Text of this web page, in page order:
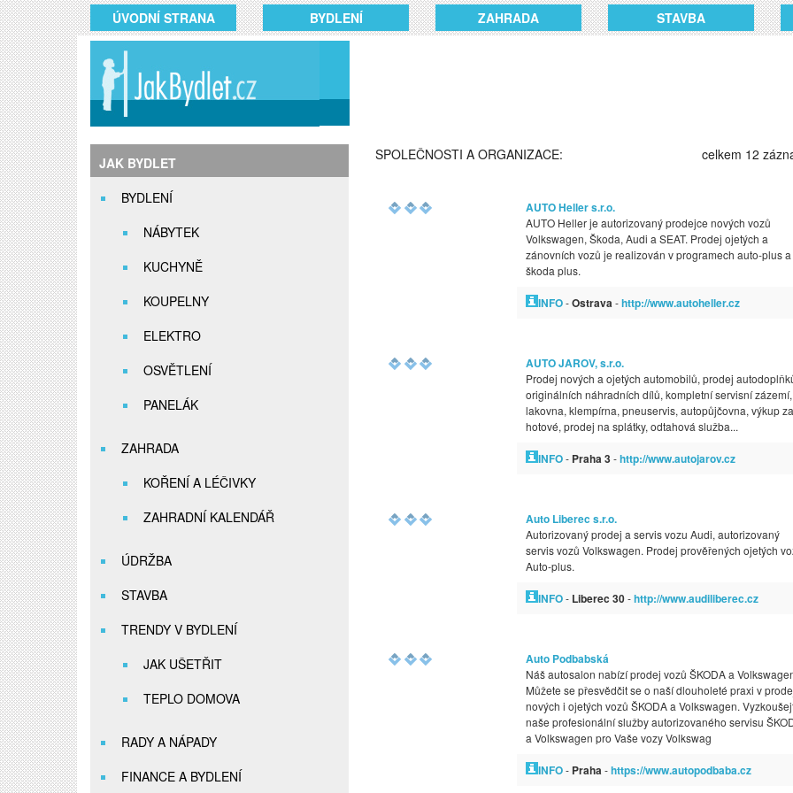
ÚVODNÍ STRANA BYDLENÍ ZAHRADA STAVBA
JAK BYDLET
BYDLENÍ
NÁBYTEK
KUCHYNĚ
KOUPELNY
ELEKTRO
OSVĚTLENÍ
PANELÁK
ZAHRADA
KOŘENÍ A LÉČIVKY
ZAHRADNÍ KALENDÁŘ
ÚDRŽBA
STAVBA
TRENDY V BYDLENÍ
JAK UŠETŘIT
TEPLO DOMOVA
RADY A NÁPADY
FINANCE A BYDLENÍ
celkem 12
SPOLEČNOSTI A ORGANIZACE:
AUTO Heller s.r.o.
AUTO Heller je autorizovaný prodejce nových vozů
Volkswagen, Škoda, Audi a SEAT. Prodej ojetých a
zánovních vozů je realizován v programech auto-plus a
škoda plus.
INFO-Ostrava-http://www.autoheller.cz
AUTO JAROV, s.r.o.
Prodej nových a ojetých automobilů, prodej
originálních náhradních dílů, kompletní servisní zázemí,
lakovna, klempírna, pneuservis, autopůjčovna, výkup za
hotové, prodej na splátky, odtahová služba...
INFO- Praha 3-http://www.autojarov.cz
Auto Liberec s.r.o.
Autorizovaný prodej a servis vozu Audi, autorizovaný
servis vozů Volkswagen. Prodej prověřených ojetých
Auto-plus.
INFO- Liberec 30-http://www.audiliberec.cz
Auto Podbabská
Náš autosalon nabízí prodej vozů ŠKODA a
Můžete se přesvědčit se o naší dlouholeté praxi v
nových i ojetých vozů ŠKODA a Volkswagen.
naše profesionální služby autorizovaného servisu
a Volkswagen pro Vaše vozy Volkswag
INFO- Praha-https://www.autopodbaba.cz